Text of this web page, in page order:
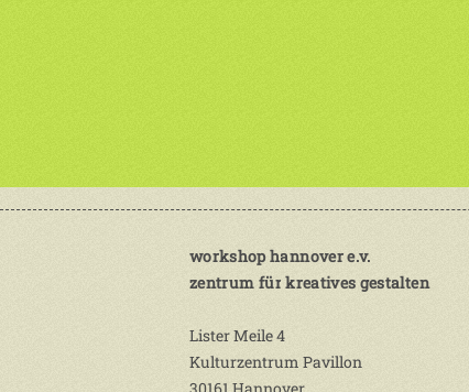
workshop hannover e.v.
zentrum für kreatives gestalten
Lister Meile 4
Kulturzentrum Pavillon